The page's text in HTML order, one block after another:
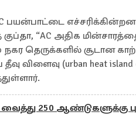
எச்சரிக்கின்றனர்.
“AC அதிக
நகர தெருக்களில் சூடான
விளைவு (urban heat
250 ஆண்டுகளுக்கு